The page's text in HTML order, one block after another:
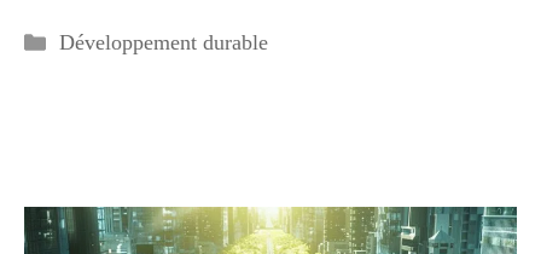
Catégories
Développement durable